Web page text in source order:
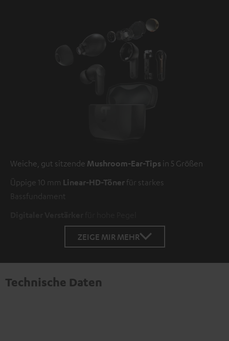
Weiche, gut sitzende Mushroom-Ear-Tips in 5 Größen
Üppige 10 mm Linear-HD-Töner für starkes
Bassfundament
ZEIGE MIR MEHR
Technische Daten